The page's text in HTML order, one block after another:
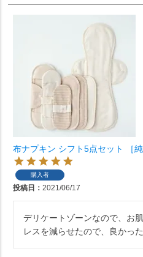
布ナプキン シフト5点セット ［
購入者
投稿日 2021/06/17
デリケートゾーンなので、お
レスを減らせたので、良かった